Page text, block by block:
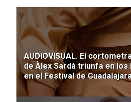
AUDIOVISUAL. El
de Àlex Sardà triunfa en
en el Festival de